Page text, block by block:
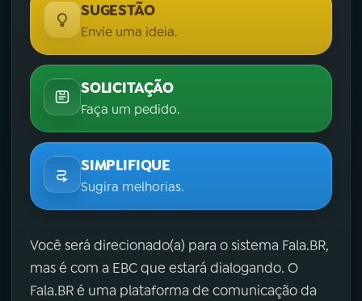
SUGESTÃO
Envie uma ideia.
SOLICITAÇÃO
Faça um pedido.
SIMPLIFIQUE
Sugira melhorias.
Você será direcionado(a) para o sistema Fala.BR,
mas é com a EBC que estará dialogando. O
Fala.BR é uma plataforma de comunicação da